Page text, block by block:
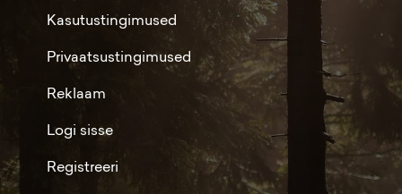
Kasutustingimused
Privaatsustingimused
Reklaam
Logi sisse
Registreeri